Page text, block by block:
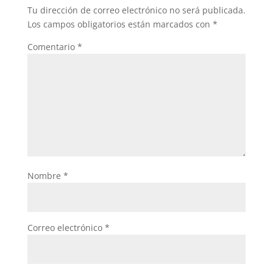
Tu dirección de correo electrónico no será publicada.
Los campos obligatorios están marcados con *
Comentario *
Nombre *
Correo electrónico *